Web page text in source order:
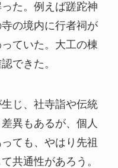
た。例えば蹉跎神
の境内に行者祠が
ていた。大工の棟
できた。
じ、社寺詣や伝統
異もあるが、個人
ても、やはり先祖
共通性があろう。